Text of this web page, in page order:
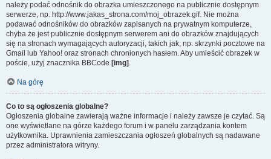
należy podać odnośnik do obrazka umieszczonego na publicznie dostępnym
serwerze, np. http://www.jakas_strona.com/moj_obrazek.gif. Nie można
podawać odnośników do obrazków zapisanych na prywatnym komputerze,
chyba że jest publicznie dostępnym serwerem ani do obrazków znajdujących
się na stronach wymagających autoryzacji, takich jak, np. skrzynki pocztowe na
Gmail lub Yahoo! oraz stronach chronionych hasłem. Aby umieścić obrazek w
poście, użyj znacznika BBCode [img] .
Na górę
Co to są ogłoszenia globalne?
Ogłoszenia globalne zawierają ważne informacje i należy zawsze je czytać. Są
one wyświetlane na górze każdego forum i w panelu zarządzania kontem
użytkownika. Uprawnienia zamieszczania ogłoszeń globalnych są nadawane
przez administratora witryny.